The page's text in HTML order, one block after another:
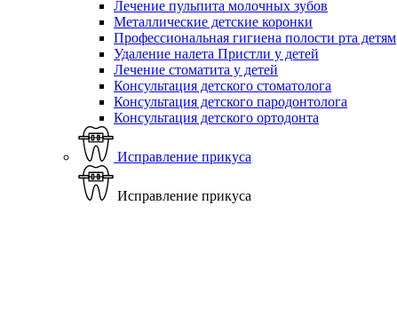
Лечение пульпита молочных зубов
Металлические детские коронки
Профессиональная гигиена полости рта детям
Удаление налета Пристли у детей
Лечение стоматита у детей
Консультация детского стоматолога
Консультация детского пародонтолога
Консультация детского ортодонта
Исправление прикуса
Исправление прикуса